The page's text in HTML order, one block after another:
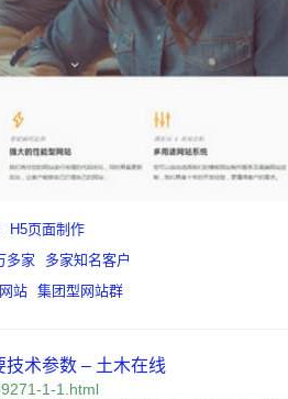
H5页面制作
多家
多家知名客户
站 集团型网站群
术参数 – 土木在线
1-1.html